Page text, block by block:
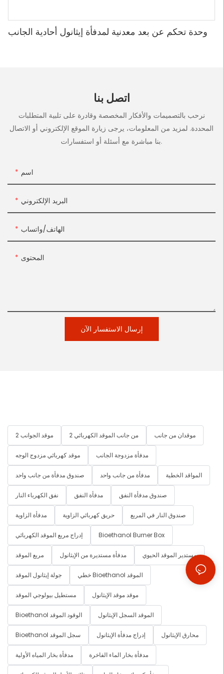
وحدة تحكم عن بعد معدنية لمدفأة إيثانول أحادية الجانب
اتصل بنا
نرحب بالتصميمات والأفكار المخصصة وقادرة على تلبية المتطلبات
المحددة. لمزيد من المعلومات، يرجى زيارة الموقع الإلكتروني أو الاتصال
بنا مباشرة مع أسئلة أو استفسارات.
اسم
البريد الإلكتروني
الهاتف/واتساب
المحتوى
إرسال الاستفسار الآن
2 موقد الجوانب 2 من جانب الموقد الكهربائي موقدان من جانب
موقد كهربائي مزدوج الوجه مدفأة مزدوجة الجانب
صندوق مدفأة من جانب واحد مدفأة من جانب واحد المواقد الخطية
نفق الكهرباء النار مدفأة النفق صندوق مدفأة النفق
مدفأة الزاوية حريق كهربائي الزاوية صندوق النار في المربع
إدراج مربع الموقد الكهربائي Bioethanol Burner Box
مربع الموقد مدفأة مستديرة من الإيثانول مستدير الموقد الحيوي
جولة إيثانول الموقد خطي Bioethanol الموقد
مستطيل بيولوجي الموقد موقد موقد الإيثانول
Bioethanol الوقود الموقد الموقد السجل الإيثانول
Bioethanol سجل الموقد إدراج مدفأة الإيثانول محارق الإيثانول
مدفأة بخار المياه الأولية مدفأة بخار الماء الفاخرة